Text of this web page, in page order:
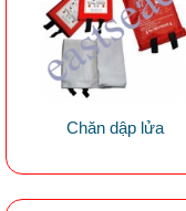
Chăn dập lửa